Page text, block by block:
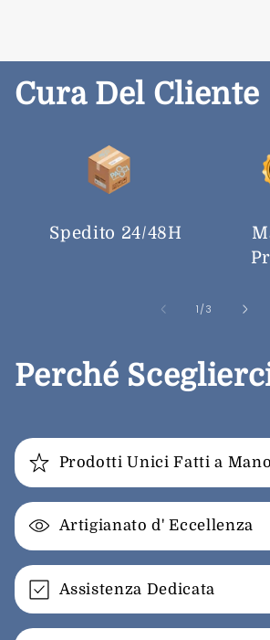
Cura Del Cliente
Spedito 24/48H
1 /su
3
Perché
Prodotti Unici Fatti a Mano
Artigianato d' Eccellenza
Assistenza Dedicata